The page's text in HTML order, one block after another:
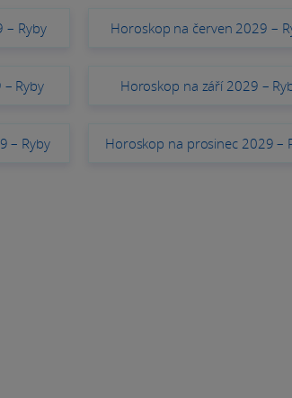
– Ryby Horoskop na červen 2029 –
Ryby Horoskop na září 2029 –
– Ryby Horoskop na prosinec 2029 –